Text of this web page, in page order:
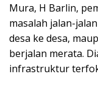
Mura, H Barlin,
masalah jalan-
desa ke desa,
berjalan merata.
infrastruktur